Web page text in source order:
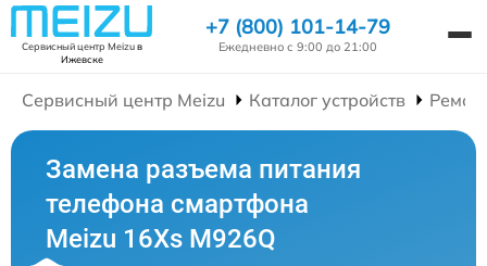
Сервисный центр Meizuв
Ижевске
+7 (800) 101-14-79
Ежедневно с 9:00 до 21:00
Сервисный центр Meizu Каталог устройств
Замена разъема питания
телефона смартфона
Meizu 16Xs M926Q